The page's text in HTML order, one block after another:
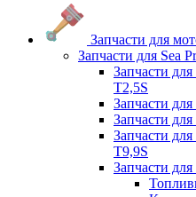
Запчасти для
Запчасти для Sea
Запчасти
Т2,5S
Запчасти
Запчасти
Запчасти
T9,9S
Запчасти